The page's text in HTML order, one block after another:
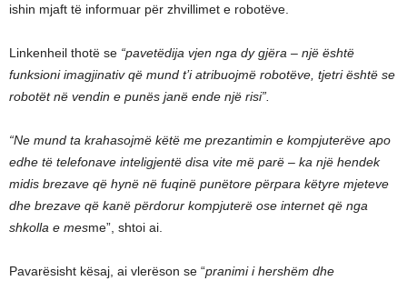
ishin mjaft të informuar për zhvillimet e robotëve.
Linkenheil thotë se “pavetëdija vjen nga dy gjëra – një është
funksioni imagjinativ që mund t’i atribuojmë robotëve, tjetri është se
robotët në vendin e punës janë ende një risi”.
“Ne mund ta krahasojmë këtë me prezantimin e kompjuterëve apo
edhe të telefonave inteligjentë disa vite më parë – ka një hendek
midis brezave që hynë në fuqinë punëtore përpara këtyre mjeteve
dhe brezave që kanë përdorur kompjuterë ose internet që nga
shkolla e mesme”, shtoi ai.
Pavarësisht kësaj, ai vlerëson se “pranimi i hershëm dhe